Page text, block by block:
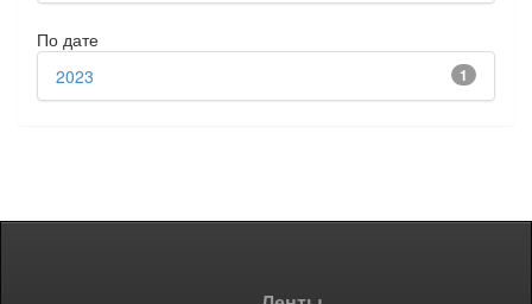
По дате
1
2023